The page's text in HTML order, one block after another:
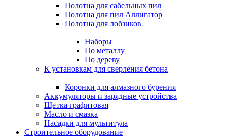
Полотна для сабельных пил
Полотна для пил Аллигатор
Полотна для лобзиков
Наборы
По металлу
По дереву
К установкам для сверления бетона
Коронки для алмазного бурения
Аккумуляторы и зарядные устройства
Щетка графитовая
Масло и смазка
Насадки для мультитула
Строительное оборудование